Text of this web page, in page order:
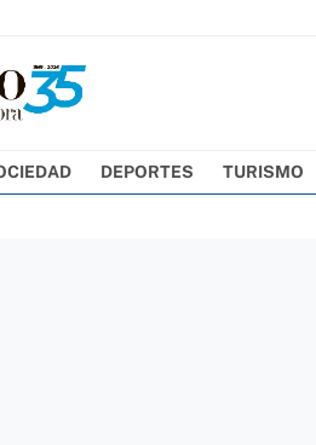
DEPORTES TURISMO